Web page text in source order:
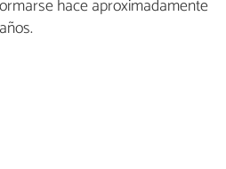
hace aproximadamente